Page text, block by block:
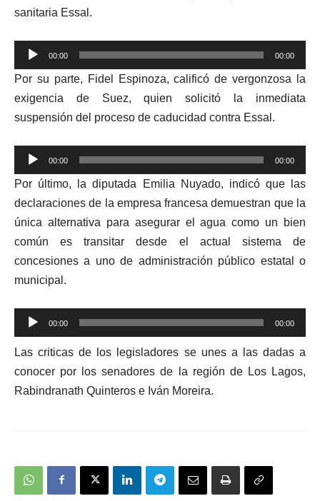
sanitaria Essal.
Reproductor
de
audio
00:00 00:00
Por su parte, Fidel Espinoza, calificó de vergonzosa la
exigencia de Suez, quien solicitó la inmediata
suspensión del proceso de caducidad contra Essal.
Reproductor
de
audio
00:00 00:00
Por último, la diputada Emilia Nuyado, indicó que las
declaraciones de la empresa francesa demuestran que la
única alternativa para asegurar el agua como un bien
común es transitar desde el actual sistema de
concesiones a uno de administración público estatal o
municipal.
Reproductor
de
audio
00:00 00:00
Las criticas de los legisladores se unes a las dadas a
conocer por los senadores de la región de Los Lagos,
Rabindranath Quinteros e Iván Moreira.